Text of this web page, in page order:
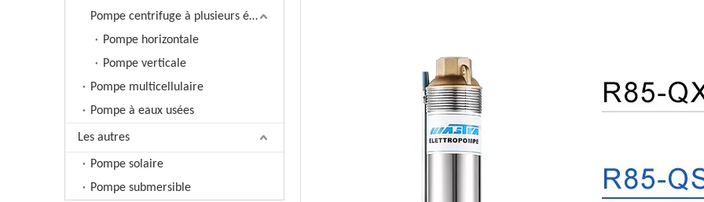
Pompe centrifuge à plusieurs étages
Pompe horizontale
Pompe verticale
Pompe multicellulaire
Pompe à eaux usées
Les autres
Pompe solaire
Pompe submersible